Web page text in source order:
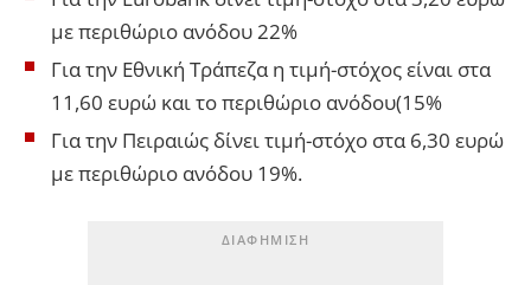
με περιθώριο ανόδου 22%
Για την Εθνική Τράπεζα η τιμή-στόχος είναι στα
11,60 ευρώ και το περιθώριο ανόδου(15%
Για την Πειραιώς δίνει τιμή-στόχο στα 6,30 ευρώ
με περιθώριο ανόδου 19%.